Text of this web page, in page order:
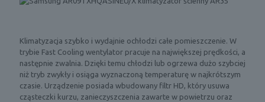
Klimatyzacja szybko i wydajnie ochłodzi całe pomieszczenie. W
trybie Fast Cooling wentylator pracuje na największej prędkości, a
następnie zwalnia. Dzięki temu chłodzi lub ogrzewa dużo szybciej
niż tryb zwykły i osiąga wyznaczoną temperaturę w najkrótszym
czasie. Urządzenie posiada wbudowany filtr HD, który usuwa
cząsteczki kurzu, zanieczyszczenia zawarte w powietrzu oraz